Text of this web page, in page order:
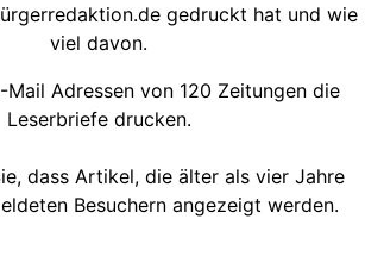
gedruckt hat und wie
viel davon.
Mail Adressen von 120 Zeitungen die
Leserbriefe drucken.
dass Artikel, die älter als vier Jahre
Besuchern angezeigt werden.